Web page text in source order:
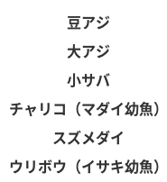
豆アジ
大アジ
小サバ
チャリコ（マダイ幼魚）
スズメダイ
ウリボウ（イサキ幼魚）